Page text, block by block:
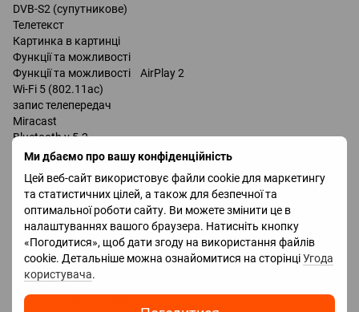
Ми дбаємо про вашу конфіденційність
Цей веб-сайт використовує файли cookie для маркетингу
та статистичних цілей, а також для безпечної та
оптимальної роботи сайту. Ви можете змінити це в
налаштуваннях вашого браузера. Натисніть кнопку
«Погодитися», щоб дати згоду на використання файлів
cookie. Детальніше можна ознайомитися на сторінціУгода
користувача.
DVB-S2 (супутникове)
Телетекст
Картинка в картинці
Функції та можливості
Функції та можливості AirPlay 2
Wi-Fi 5 (802.11ac)
запис телепередач
Miracast
Bluetooth v 5.2
підтримка DLNA
Bixby
Роз'єми
Входи USB 2 шт
LAN
HDMI 4 шт
Технології HDMI VRR